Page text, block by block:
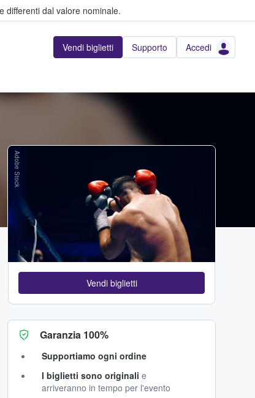
differenti dal valore nominale.
Vendi biglietti Supporto Accedi
Adobe Stock
Vendi biglietti
Garanzia 100%
Supportiamo ogni ordine
I biglietti sono originali e
arriveranno in tempo per l'evento